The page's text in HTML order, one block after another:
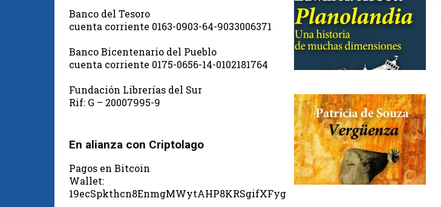
Banco del Tesoro
cuenta corriente 0163-0903-64-9033006371
Banco Bicentenario del Pueblo
cuenta corriente 0175-0656-14-0102181764
Fundación Librerías del Sur
Rif: G – 20007995-9
En alianza con Criptolago
Pagos en Bitcoin
Wallet:
19ecSpkthcn8EnmgMWytAHP8KRSgifXFyg